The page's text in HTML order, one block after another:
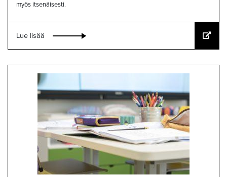
myös itsenäisesti.
Lue lisää